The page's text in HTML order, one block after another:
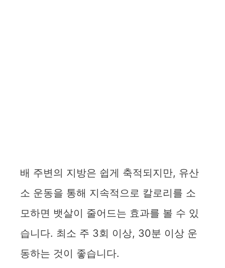
배 주변의 지방은 쉽게 축적되지만, 유산
소 운동을 통해 지속적으로 칼로리를 소
모하면 뱃살이 줄어드는 효과를 볼 수 있
습니다. 최소 주 3회 이상, 30분 이상 운
동하는 것이 좋습니다.